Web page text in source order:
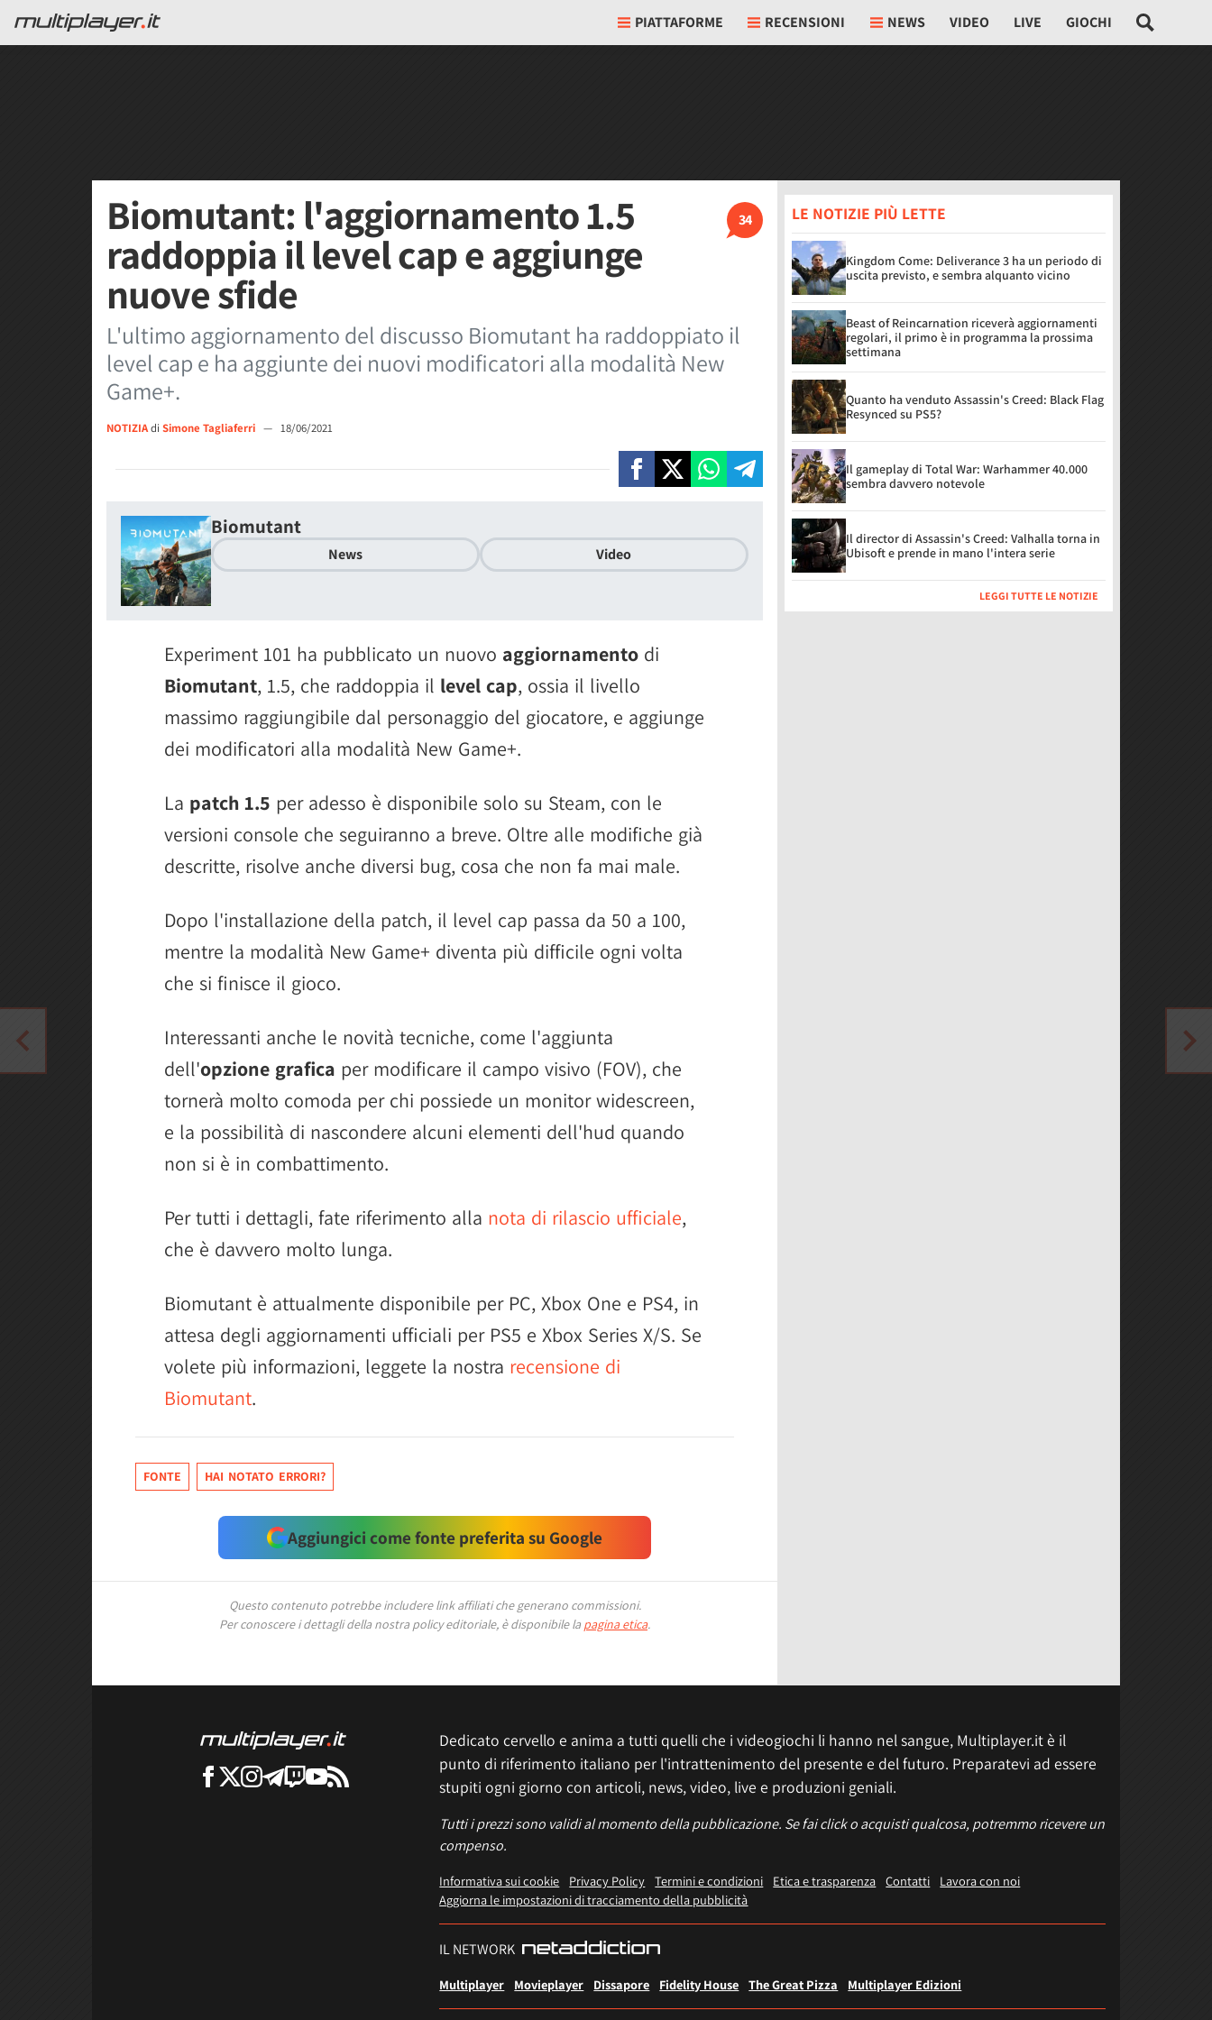
PIATTAFORME RECENSIONI NEWS VIDEO LIVE GIOCHI
34
Biomutant: l'aggiornamento 1.5
raddoppia il level cap e aggiunge
nuove sfide
L'ultimo aggiornamento del discusso Biomutant ha raddoppiato il
level cap e ha aggiunte dei nuovi modificatori alla modalità New
Game+.
NOTIZIAdi Simone Tagliaferri — 18/06/2021
Biomutant
News Video
Experiment 101 ha pubblicato un nuovo aggiornamento di
Biomutant, 1.5, che raddoppia il level cap, ossia il livello
massimo raggiungibile dal personaggio del giocatore, e aggiunge
dei modificatori alla modalità New Game+.
La patch 1.5 per adesso è disponibile solo su Steam, con le
versioni console che seguiranno a breve. Oltre alle modifiche già
descritte, risolve anche diversi bug, cosa che non fa mai male.
Dopo l'installazione della patch, il level cap passa da 50 a 100,
mentre la modalità New Game+ diventa più difficile ogni volta
che si finisce il gioco.
Interessanti anche le novità tecniche, come l'aggiunta
dell'opzione grafica per modificare il campo visivo (FOV), che
tornerà molto comoda per chi possiede un monitor widescreen,
e la possibilità di nascondere alcuni elementi dell'hud quando
non si è in combattimento.
Per tutti i dettagli, fate riferimento alla nota di rilascio ufficiale,
che è davvero molto lunga.
Biomutant è attualmente disponibile per PC, Xbox One e PS4, in
attesa degli aggiornamenti ufficiali per PS5 e Xbox Series X/S. Se
volete più informazioni, leggete la nostra recensione di
Biomutant.
FONTE HAI NOTATO ERRORI?
Aggiungici come fonte preferita su Google
Questo contenuto potrebbe includere link affiliati che generano commissioni.
Per conoscere i dettagli della nostra policy editoriale, è disponibile la pagina etica.
LE NOTIZIE PIÙ LETTE
Kingdom Come: Deliverance 3 ha un periodo di
uscita previsto, e sembra alquanto vicino
Beast of Reincarnation riceverà aggiornamenti
regolari, il primo è in programma la prossima
settimana
Quanto ha venduto Assassin's Creed: Black Flag
Resynced su PS5?
Il gameplay di Total War: Warhammer 40.000
sembra davvero notevole
Il director di Assassin's Creed: Valhalla torna in
Ubisoft e prende in mano l'intera serie
LEGGI TUTTE LE NOTIZIE
Dedicato cervello e anima a tutti quelli che i videogiochi li hanno nel sangue, Multiplayer.it è il
punto di riferimento italiano per l'intrattenimento del presente e del futuro. Preparatevi ad essere
stupiti ogni giorno con articoli, news, video, live e produzioni geniali.
Tutti i prezzi sono validi al momento della pubblicazione. Se fai click o acquisti qualcosa, potremmo ricevere un
compenso.
Informativa sui cookie Privacy Policy Termini e condizioni Etica e trasparenza Contatti
Lavora con noi
Aggiorna le impostazioni di tracciamento della pubblicità
IL NETWORK
Multiplayer Movieplayer Dissapore Fidelity House The Great Pizza Multiplayer Edizioni